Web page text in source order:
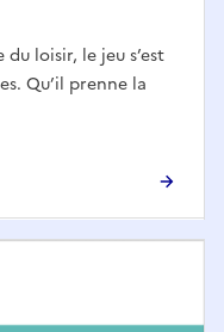
loisir, le jeu s’est
Qu’il prenne la